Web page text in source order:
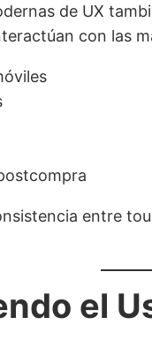
de UX
con las
entre
el